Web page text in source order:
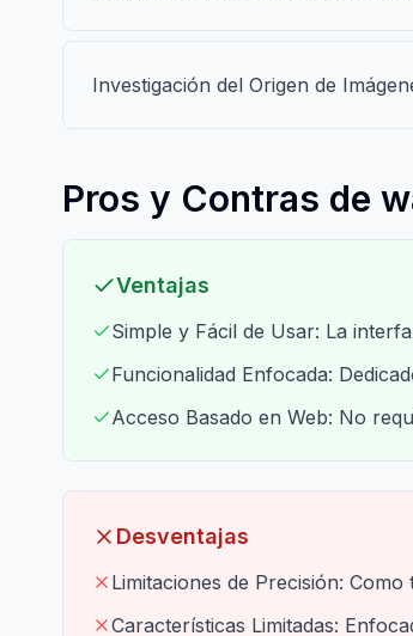
Investigación del Origen de
Pros y Contras de
Ventajas
Simple y Fácil de Usar: La
Funcionalidad Enfocada:
Acceso Basado en Web: No
Desventajas
Limitaciones de Precisión:
Características Limitadas: